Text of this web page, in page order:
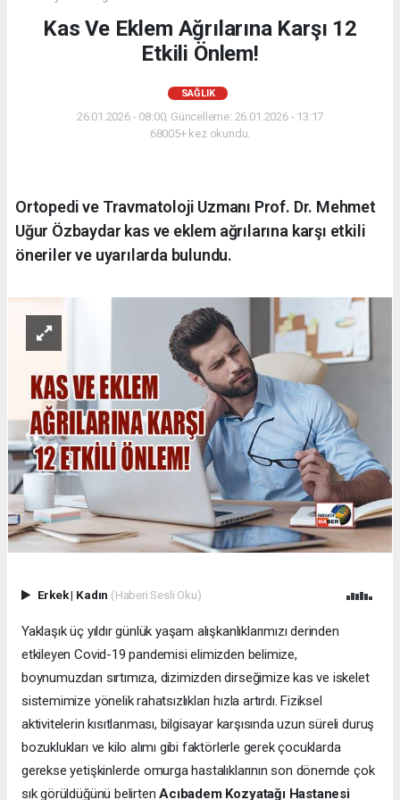
Kas Ve Eklem Ağrılarına Karşı 12
Etkili Önlem!
SAĞLIK
26.01.2026 - 08:00, Güncelleme: 26.01.2026 - 13:17
68005+ kez okundu.
Ortopedi ve Travmatoloji Uzmanı Prof. Dr. Mehmet
Uğur Özbaydar kas ve eklem ağrılarına karşı etkili
öneriler ve uyarılarda bulundu.
Erkek| Kadın (Haberi Sesli Oku)
Yaklaşık üç yıldır günlük yaşam alışkanlıklarımızı derinden
etkileyen Covid-19 pandemisi elimizden belimize,
boynumuzdan sırtımıza, dizimizden dirseğimize kas ve iskelet
sistemimize yönelik rahatsızlıkları hızla artırdı. Fiziksel
aktivitelerin kısıtlanması, bilgisayar karşısında uzun süreli duruş
bozuklukları ve kilo alımı gibi faktörlerle gerek çocuklarda
gerekse yetişkinlerde omurga hastalıklarının son dönemde çok
sık görüldüğünü belirtenAcıbadem Kozyatağı Hastanesi